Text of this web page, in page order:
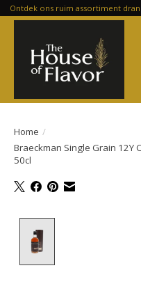
Ontdek ons ruim assortiment
Home /
Braeckman Single Grain 12Y
50cl